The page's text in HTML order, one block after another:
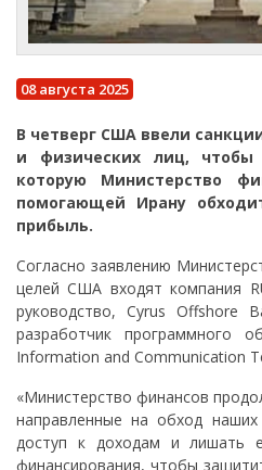
08 августа 2025
В четверг США ввели
и физических лиц, чтобы
которую Министерство
помогающей Ирану
прибыль.
Согласно заявлению
целей США входят компания
руководство, Cyrus Offshore
разработчик программного
Information and Communication
«Министерство финансов
направленные на обход наших
доступ к доходам и лишать
финансирования, чтобы